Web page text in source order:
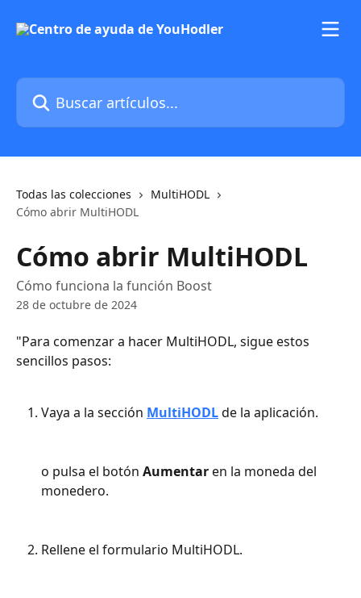
Buscar artículos...
Todas las colecciones
MultiHODL
Cómo abrir MultiHODL
Cómo abrir MultiHODL
Cómo funciona la función Boost
28 de octubre de 2024
"Para comenzar a hacer MultiHODL, sigue estos
sencillos pasos:
Vaya a la sección MultiHODL de la aplicación.
o pulsa el botón Aumentar en la moneda del
monedero.
Rellene el formulario MultiHODL.